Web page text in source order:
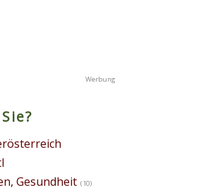
Gesundheit (10)